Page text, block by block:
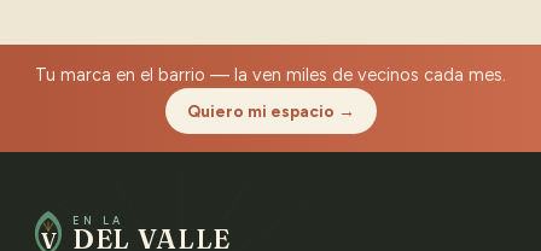
Tu marca en el barrio — la ven miles de vecinos cada mes.
Quiero mi espacio →
V
EN LA
DEL VALLE